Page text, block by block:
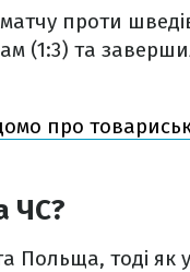
проти
(1:3) та
про
ЧС?
Польща, тоді як